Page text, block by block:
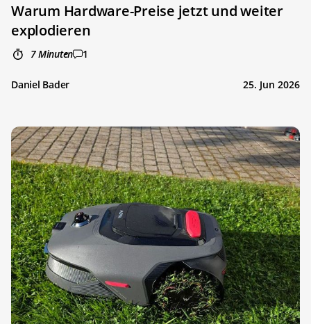
Warum Hardware-Preise jetzt und weiter
explodieren
7 Minuten 1
Daniel Bader 25. Jun 2026